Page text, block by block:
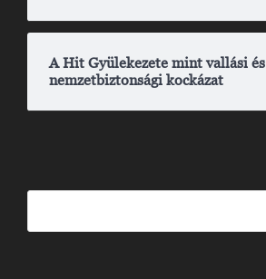
A Hit Gyülekezete mint vallási és
nemzetbiztonsági kockázat